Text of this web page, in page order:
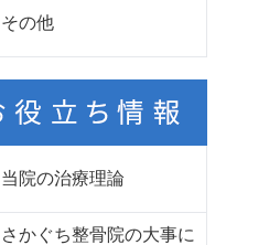
その他
当院の治療理論
さかぐち整骨院の大事に